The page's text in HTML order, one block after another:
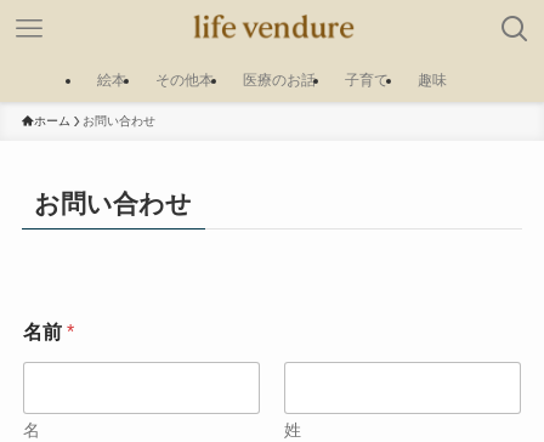
絵本 その他本 医療のお話 子育て 趣味
ホーム お問い合わせ
お問い合わせ
名前 *
名 姓